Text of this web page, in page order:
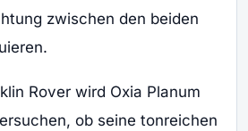
zwischen den beiden
Rover wird Oxia Planum
ob seine tonreichen